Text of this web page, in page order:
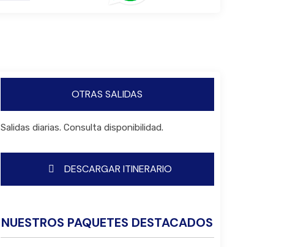
OTRAS SALIDAS
Salidas diarias. Consulta disponibilidad.
DESCARGAR ITINERARIO
NUESTROS PAQUETES DESTACADOS